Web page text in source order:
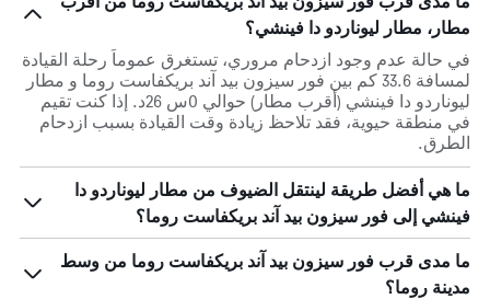
مطار، مطار ليوناردو دا فينشي؟
في حالة عدم وجود ازدحام مروري، تستغرق عموماً رحلة القيادة
لمسافة 33.6 كم بين فور سيزون بيد آند بريكفاست روما و مطار
ليوناردو دا فينشي (أقرب مطار) حوالي 0س 26د. إذا كنت تقيم
في منطقة حيوية، فقد تلاحظ زيادة وقت القيادة بسبب ازدحام
الطرق.
ما هي أفضل طريقة لينتقل الضيوف من مطار ليوناردو دا
فينشي إلى فور سيزون بيد آند بريكفاست روما؟
ما مدى قرب فور سيزون بيد آند بريكفاست روما من وسط
مدينة روما؟